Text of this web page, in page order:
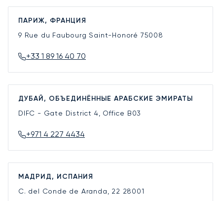
ПАРИЖ, ФРАНЦИЯ
9 Rue du Faubourg Saint-Honoré 75008
+33 1 89 16 40 70
ДУБАЙ, ОБЪЕДИНЁННЫЕ АРАБСКИЕ ЭМИРАТЫ
DIFC - Gate District 4, Office B03
+971 4 227 4434
МАДРИД, ИСПАНИЯ
C. del Conde de Aranda, 22 28001